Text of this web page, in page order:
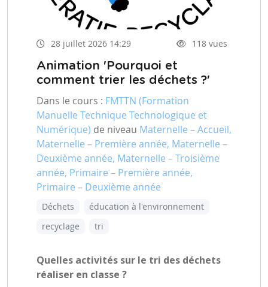
28 juillet 2026 14:29 118 vues
Animation 'Pourquoi et
comment trier les déchets ?'
Dans le cours : FMTTN (Formation
Manuelle Technique Technologique et
Numérique) de niveau Maternelle – Accueil,
Maternelle – Première année, Maternelle –
Deuxième année, Maternelle – Troisième
année, Primaire – Première année,
Primaire – Deuxième année
Déchets
éducation à l'environnement
recyclage
tri
Quelles activités sur le tri des déchets
réaliser en classe ?